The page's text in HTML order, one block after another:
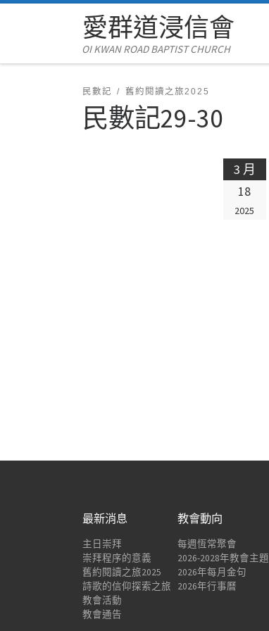
Skip to content愛群道浸信會
OI KWAN ROAD BAPTIST CHURCH
民數記 舊約閱讀之旅2025
民數記29-30
3 月
18
2025
最新消息
主日崇拜
崇拜程序的意義
舊約閱讀之旅2025
詩歌的信仰探索之旅
教會活動
教會通告
教會動向
每週恆常聚會
2026-2028年教會主題
2026年每月金句
2026年行事曆